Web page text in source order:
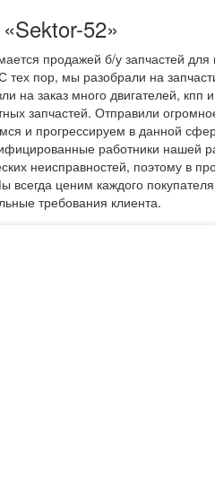
52»
продажей б/у запчастей
тех пор, мы разобрали на
на заказ много двигателей, кпп
запчастей. Отправили
и прогрессируем в данной
работники нашей
неисправностей, поэтому в
всегда ценим каждого
требования клиента.